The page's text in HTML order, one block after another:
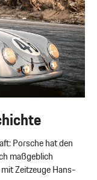
Porsche hat den
maßgeblich
Zeitzeuge Hans-